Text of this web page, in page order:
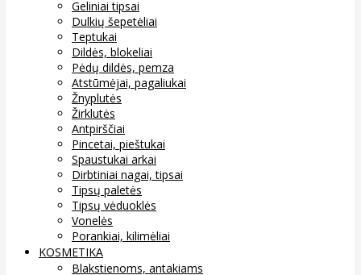
Geliniai tipsai
Dulkių šepetėliai
Teptukai
Dildės, blokeliai
Pėdų dildės, pemza
Atstūmėjai, pagaliukai
Žnyplutės
Žirklutės
Antpirščiai
Pincetai, pieštukai
Spaustukai arkai
Dirbtiniai nagai, tipsai
Tipsų paletės
Tipsų vėduoklės
Vonelės
Porankiai, kilimėliai
KOSMETIKA
Blakstienoms, antakiams